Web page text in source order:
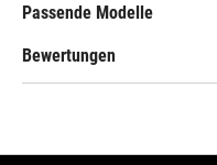
Passende Modelle
Bewertungen